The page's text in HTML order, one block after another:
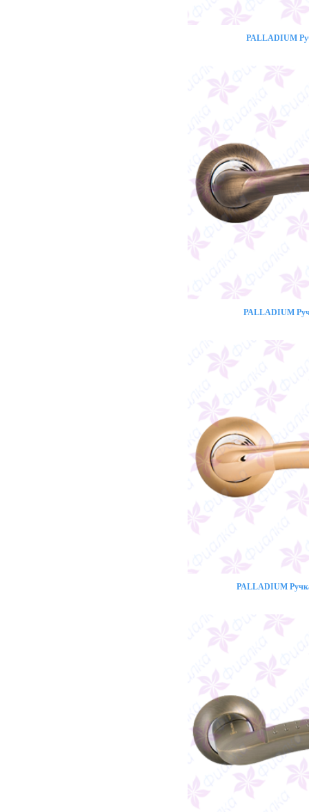
PALLADIUM
PALLADIUM
PALLADIUM